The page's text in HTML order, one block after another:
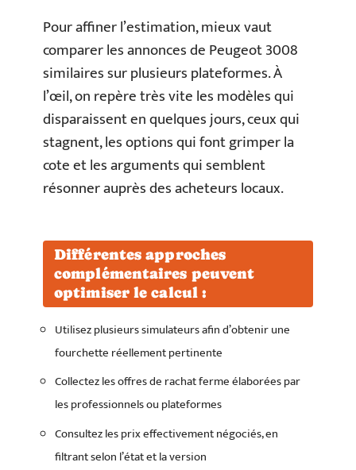
Pour affiner l’estimation, mieux vaut
comparer les annonces de Peugeot 3008
similaires sur plusieurs plateformes. À
l’œil, on repère très vite les modèles qui
disparaissent en quelques jours, ceux qui
stagnent, les options qui font grimper la
cote et les arguments qui semblent
résonner auprès des acheteurs locaux.
Différentes approches
complémentaires peuvent
optimiser le calcul :
Utilisez plusieurs simulateurs afin d’obtenir une
fourchette réellement pertinente
Collectez les offres de rachat ferme élaborées par
les professionnels ou plateformes
Consultez les prix effectivement négociés, en
filtrant selon l’état et la version